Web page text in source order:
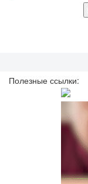
Полезные ссылки: